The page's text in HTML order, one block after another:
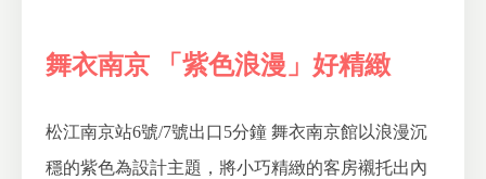
舞衣南京 「紫色浪漫」好精緻
松江南京站6號/7號出口5分鐘 舞衣南京館以浪漫沉
穩的紫色為設計主題，將小巧精緻的客房襯托出內